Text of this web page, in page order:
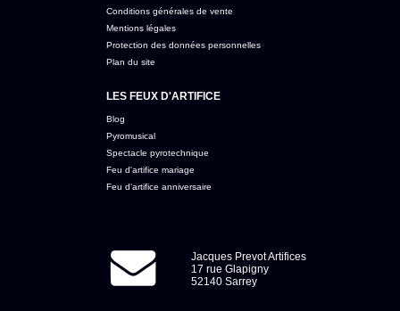
Conditions générales de vente
Mentions légales
Protection des données personnelles
Plan du site
LES FEUX D'ARTIFICE
Blog
Pyromusical
Spectacle pyrotechnique
Feu d'artifice mariage
Feu d'artifice anniversaire
Jacques Prevot Artifices
17 rue Glapigny
52140 Sarrey